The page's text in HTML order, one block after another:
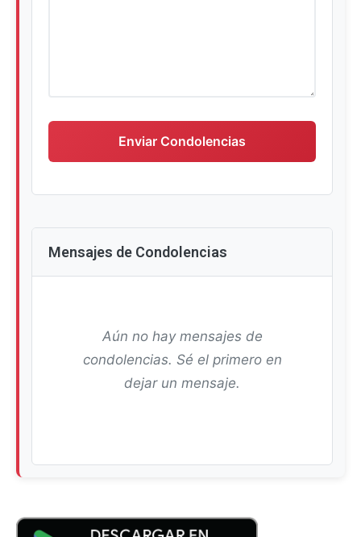
Enviar Condolencias
Mensajes de Condolencias
Aún no hay mensajes de
condolencias. Sé el primero en
dejar un mensaje.